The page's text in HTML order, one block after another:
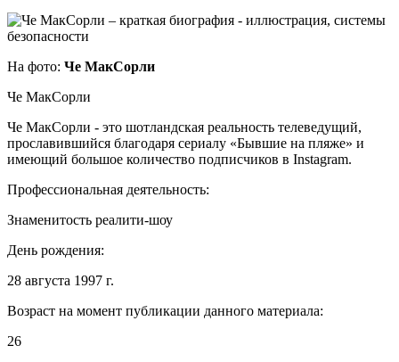
На фото: Че МакСорли
Че МакСорли
Че МакСорли - это шотландская реальность телеведущий,
прославившийся благодаря сериалу «Бывшие на пляже» и
имеющий большое количество подписчиков в Instagram.
Профессиональная деятельность:
Знаменитость реалити-шоу
День рождения:
28 августа 1997 г.
Возраст на момент публикации данного материала:
26